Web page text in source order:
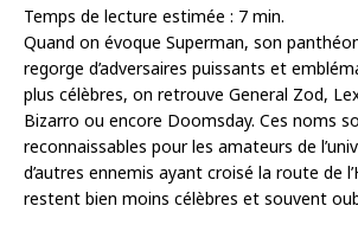
Temps de lecture estimée : 7 min.
Quand on évoque Superman, son
regorge d’adversaires puissants et
plus célèbres, on retrouve General Zod,
Bizarro ou encore Doomsday. Ces noms
reconnaissables pour les amateurs de
d’autres ennemis ayant croisé la route de
restent bien moins célèbres et souvent